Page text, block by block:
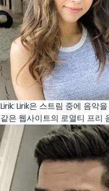
Lirik: Lirik은 스트림 중에 음
같은 웹사이트의 로열티 프리